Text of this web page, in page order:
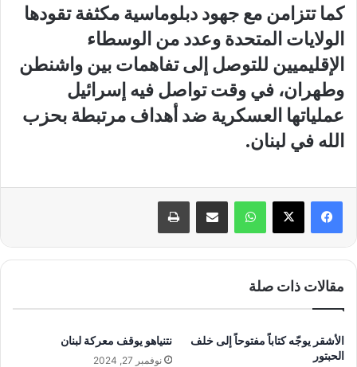
كما تتزامن مع جهود دبلوماسية مكثفة تقودها
الولايات المتحدة وعدد من الوسطاء
الإقليميين للتوصل إلى تفاهمات بين واشنطن
وطهران، في وقت تواصل فيه إسرائيل
عملياتها العسكرية ضد أهداف مرتبطة بحزب
الله في لبنان.
واتساب مشاركة عبر البريد طباعة
مقالات ذات صلة
الأشقر يوجّه كتاباً مفتوحاً إلى خلف
الحبتور
نتنياهو يوقف معركة لبنان
نوفمبر 27, 2024